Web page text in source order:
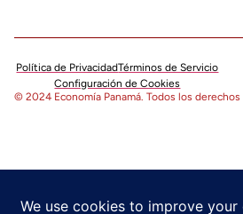
Política de PrivacidadTérminos de Servicio
Configuración de Cookies
© 2024 Economía Panamá. Todos los derechos